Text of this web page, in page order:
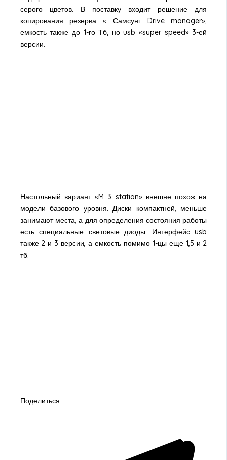
серого цветов. В поставку входит решение для
копирования резерва « Самсунг Drive manager»,
емкость также до 1-го Тб, но usb «super speed» 3-ей
версии.
Настольный вариант «M 3 station» внешне похож на
модели базового уровня. Диски компактней, меньше
занимают места, а для определения состояния работы
есть специальные световые диоды. Интерфейс usb
также 2 и 3 версии, а емкость помимо 1-цы еще 1,5 и 2
тб.
Поделиться